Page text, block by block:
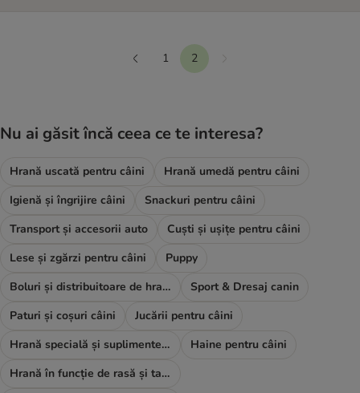
1 2 mai departe
Nu ai găsit încă ceea ce te interesa?
Hrană uscată pentru câini
Hrană umedă pentru câini
Igienă și îngrijire câini
Snackuri pentru câini
Transport și accesorii auto
Cuști și ușițe pentru câini
Lese și zgărzi pentru câini
Puppy
Boluri și distribuitoare de hrană și apă
Sport & Dresaj canin
Paturi și coșuri câini
Jucării pentru câini
Hrană specială și suplimente alimentare
Haine pentru câini
Hrană în funcție de rasă și talie